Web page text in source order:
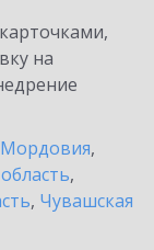
на
Мордовия,
,
, Чувашская